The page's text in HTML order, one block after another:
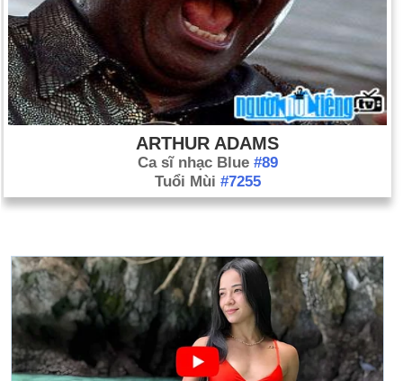
ARTHUR ADAMS
Ca sĩ nhạc Blue #89
Tuổi Mùi #7255